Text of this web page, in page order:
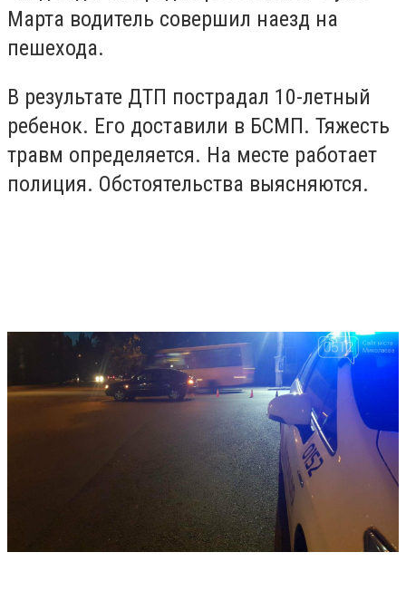
Марта водитель совершил наезд на
пешехода.
В результате ДТП пострадал 10-летный
ребенок. Его доставили в БСМП. Тяжесть
травм определяется. На месте работает
полиция. Обстоятельства выясняются.